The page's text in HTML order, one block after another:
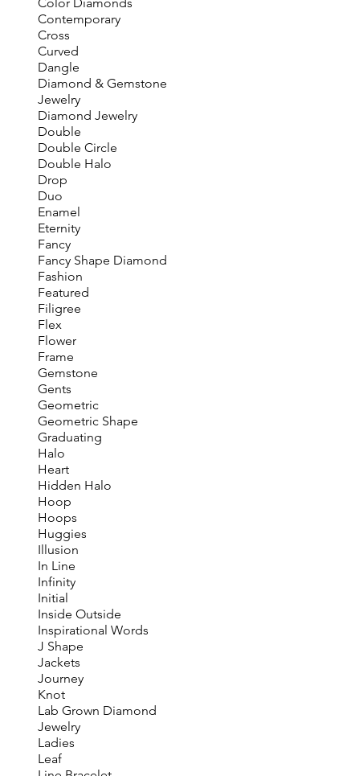
Contemporary
Cross
Curved
Dangle
Diamond & Gemstone
Jewelry
Diamond Jewelry
Double
Double Circle
Double Halo
Drop
Duo
Enamel
Eternity
Fancy
Fancy Shape Diamond
Fashion
Featured
Filigree
Flex
Flower
Frame
Gemstone
Gents
Geometric
Geometric Shape
Graduating
Halo
Heart
Hidden Halo
Hoop
Hoops
Huggies
Illusion
In Line
Infinity
Initial
Inside Outside
Inspirational Words
J Shape
Jackets
Journey
Knot
Lab Grown Diamond
Jewelry
Ladies
Leaf